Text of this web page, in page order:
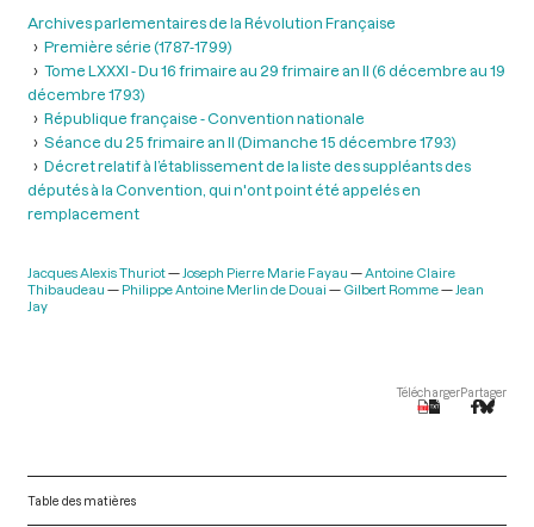
Archives parlementaires de la Révolution Française
Première série (1787-1799)
Tome LXXXI - Du 16 frimaire au 29 frimaire an II (6 décembre au 19
décembre 1793)
République française - Convention nationale
Séance du 25 frimaire an II (Dimanche 15 décembre 1793)
Décret relatif à l’établissement de la liste des suppléants des
députés à la Convention, qui n'ont point été appelés en
remplacement
Jacques Alexis Thuriot Joseph Pierre Marie Fayau
Antoine Claire
Thibaudeau
Philippe Antoine Merlin de Douai Gilbert Romme
Jean
Jay
TéléchargerPartager
Table des matières